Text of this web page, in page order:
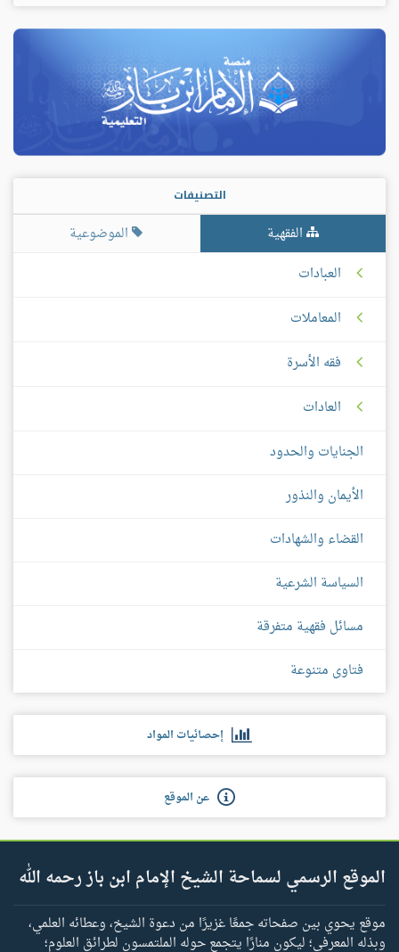
التصنيفات
الفقهية
الموضوعية
العبادات
المعاملات
فقه الأسرة
العادات
الجنايات والحدود
الأيمان والنذور
القضاء والشهادات
السياسة الشرعية
مسائل فقهية متفرقة
فتاوى متنوعة
إحصائيات المواد
عن الموقع
الموقع الرسمي لسماحة الشيخ الإمام ابن باز رحمه الله
موقع يحوي بين صفحاته جمعًا غزيرًا من دعوة الشيخ، وعطائه العلمي،
وبذله المعرفي؛ ليكون منارًا يتجمع حوله الملتمسون لطرائق العلوم؛